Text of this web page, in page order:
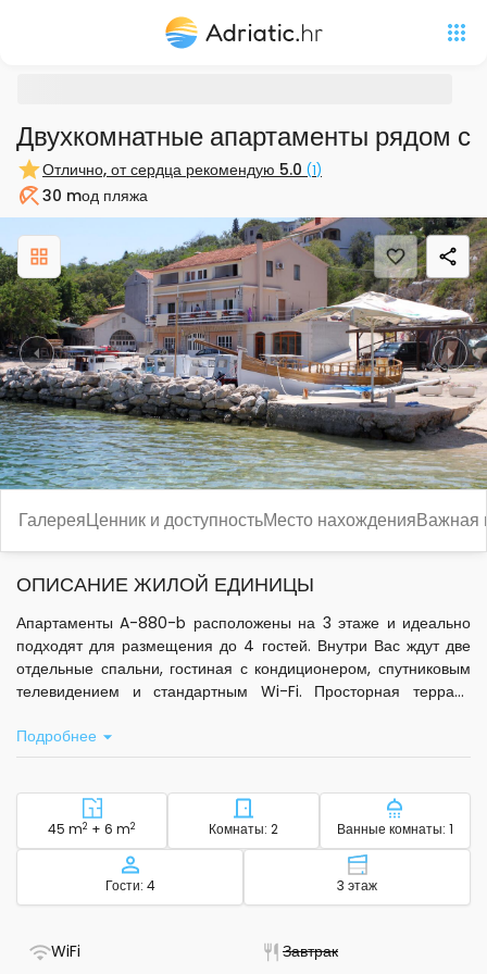
Двухкомнатные апартаменты
Отлично, от сердца рекомендую 5.0 (1)
Пляж30 mод пляжа
Previous Next
ГалереяЦенник и доступностьМесто нахожденияВажная
ОПИСАНИЕ ЖИЛОЙ ЕДИНИЦЫ
Апартаменты A-880-b расположены на 3 этаже и идеально
подходят для размещения до 4 гостей. Внутри Вас ждут две
отдельные спальни, гостиная с кондиционером, спутниковым
телевидением и стандартным Wi-Fi. Просторная терраса
наслаждаться атмосферой Северная Далмация и ривьеры
Дуги оток.
Кухня оборудована всем необходимым для самостоятельного
приготовления пищи: есть базовая посуда, микроволновая
печь и кофемашина. В распоряжении гостей также постельное
белье, туалетные принадлежности, полотенца, фен, утюг с
гладильной доской и детская кроватка. Для удобства
На территории площадью 100 м² находится зона для отдыха
Подробнее
Район - размещение
45 m2 + 6 m2 Количество спален -
Комнаты: 2 Ванные комнаты: 1
Вместимость
Гости: 4 Этаж -
3 этаж
WiFi Завтрак- Не доступно